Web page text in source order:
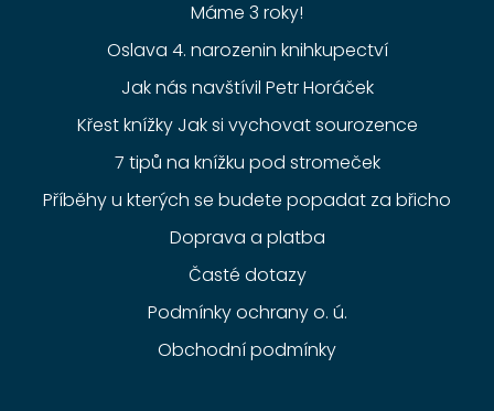
Máme 3 roky!
Oslava 4. narozenin knihkupectví
Jak nás navštívil Petr Horáček
Křest knížky Jak si vychovat sourozence
7 tipů na knížku pod stromeček
Příběhy u kterých se budete popadat za břicho
Doprava a platba
Časté dotazy
Podmínky ochrany o. ú.
Obchodní podmínky